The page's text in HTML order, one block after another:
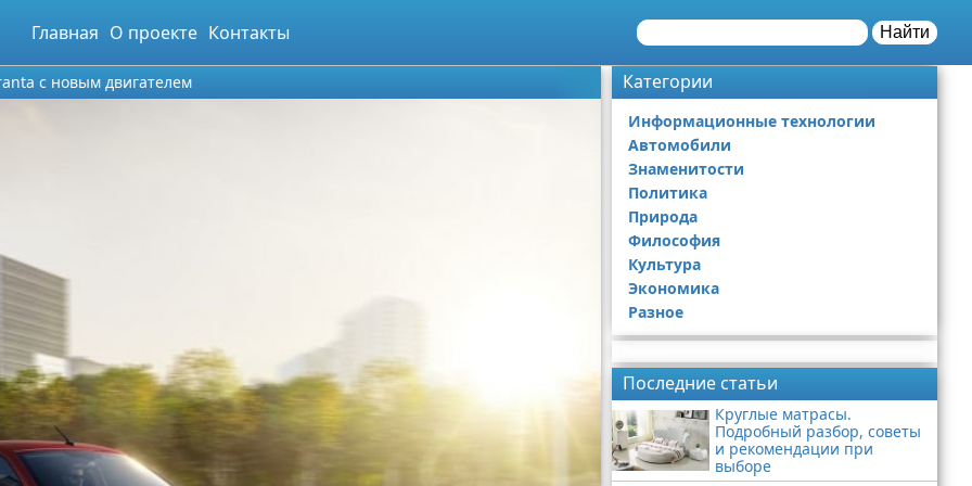
Главная О проекте Контакты Найти
с новым двигателем Категории
Информационные технологии
Автомобили
Знаменитости
Политика
Природа
Философия
Культура
Экономика
Разное
Последние статьи
Круглые матрасы.
Подробный разбор, советы
и рекомендации при
выборе